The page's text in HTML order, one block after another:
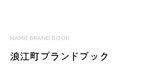
NAMIE BRAND BOOK
浪江町ブランドブック